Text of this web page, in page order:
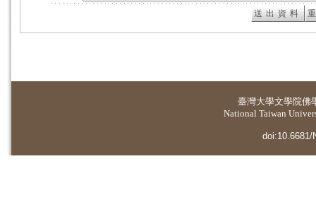
臺灣大學文學院佛
National Taiwan
doi:10.6681/